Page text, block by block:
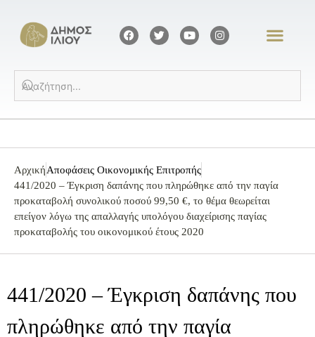
ΑρχικήΑποφάσεις Οικονομικής Επιτροπής
441/2020 – Έγκριση δαπάνης που πληρώθηκε από την παγία
προκαταβολή συνολικού ποσού 99,50 €, το θέμα θεωρείται
επείγον λόγω της απαλλαγής υπολόγου διαχείρισης παγίας
προκαταβολής του οικονομικού έτους 2020
441/2020 – Έγκριση δαπάνης που
πληρώθηκε από την παγία